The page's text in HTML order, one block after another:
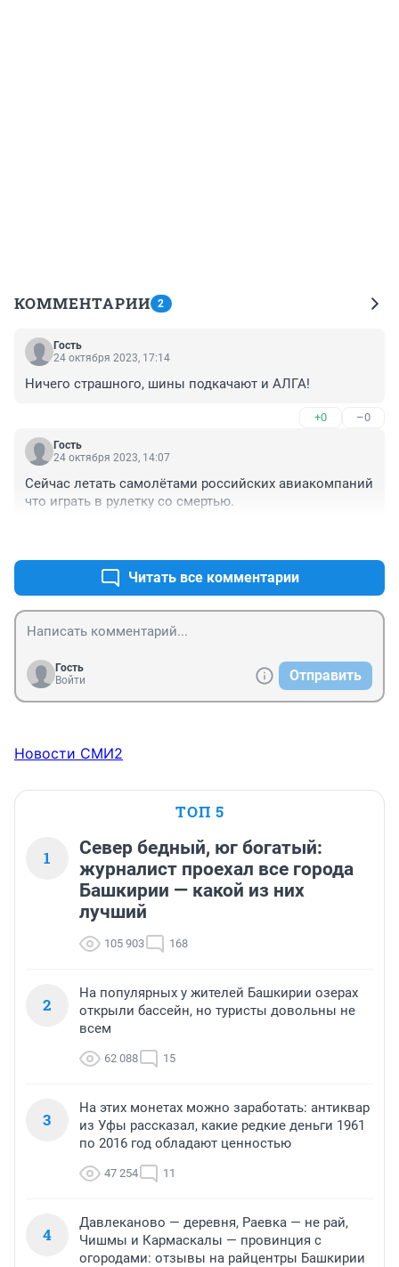
КОММЕНТАРИИ 2
Гость
24 октября 2023, 17:14
Ничего страшного, шины подкачают и АЛГА!
+0 –0
Гость
24 октября 2023, 14:07
Сейчас летать самолётами российских авиакомпаний
что играть в рулетку со смертью.
Читать все комментарии
Гость
Войти
Отправить
Новости СМИ2
ТОП 5
1
Север бедный, юг богатый:
журналист проехал все города
Башкирии — какой из них
лучший
105 903 168
2
На популярных у жителей Башкирии озерах
открыли бассейн, но туристы довольны не
всем
62 088 15
3
На этих монетах можно заработать: антиквар
из Уфы рассказал, какие редкие деньги 1961
по 2016 год обладают ценностью
47 254 11
4
Давлеканово — деревня, Раевка — не рай,
Чишмы и Кармаскалы — провинция с
огородами: отзывы на райцентры Башкирии